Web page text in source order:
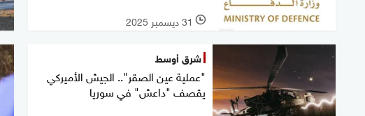
l 31 ديسمبر 2025
شرق أوسط
"عملية عين الصقر".. الجيش الأميركي
يقصف "داعش" في سوريا